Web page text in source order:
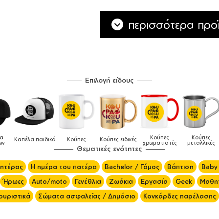
περισσότερα
Επιλογή είδους
Κούπες Κούπες ειδικές Κούπες
χρωματιστές
Κούπες
μεταλλικές
Δοχεία
φαγητού
Θεματικές ενότητες
Η ημέρα του πατέρα Bachelor / Γάμος Βάπτιση
Ήρωες Auto/moto Γενέθλια Ζωάκια Εργασία Geek
Σώματα ασφαλείας / Δημόσιο Κονκάρδες παρέλασης